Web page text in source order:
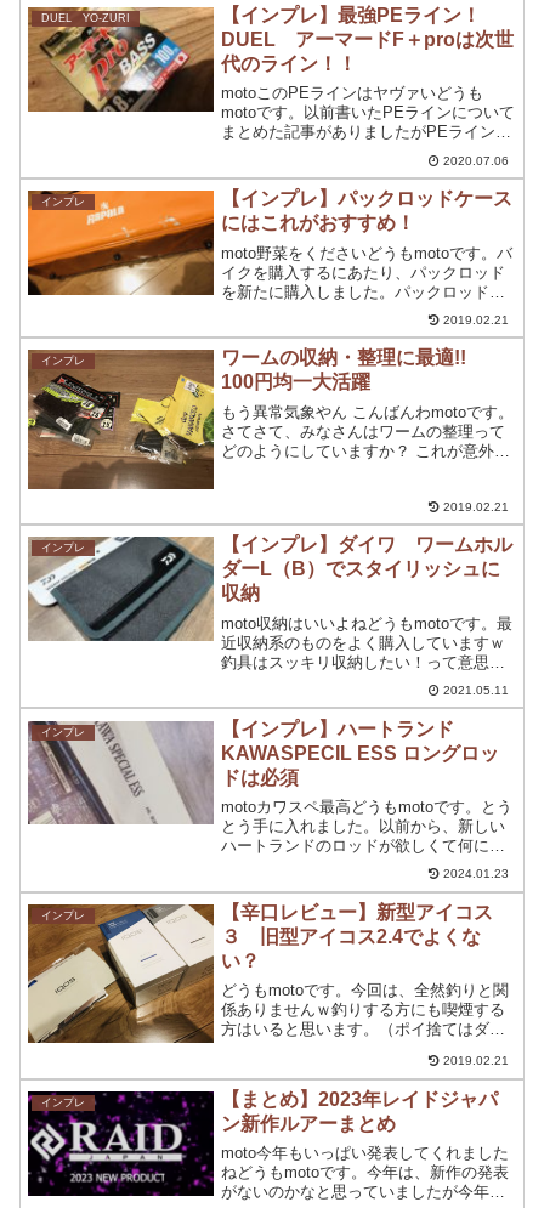
DUEL YO-ZURI
【インプレ】最強PEライン！
DUEL アーマードF＋proは次世
代のライン！！
motoこのPEラインはヤヴァいどうも
motoです。以前書いたPEラインについて
まとめた記事がありましたがPEラインも
様々なメーカーから発売されておりどれ
を選ぶか難しいってのもありますよね。
しかし、今回紹介するPEラインは完全に
次世代なPE...
2020.07.06
インプレ
【インプレ】パックロッドケース
にはこれがおすすめ！
moto野菜をくださいどうもmotoです。バ
イクを購入するにあたり、パックロッド
を新たに購入しました。パックロッドを
購入したのですが、ケースがなく困って
いました。バイクで持ち運びするんだっ
たら、ケース一つで移動したいですよ
ね。そこで、購入し...
2019.02.21
インプレ
ワームの収納・整理に最適!!
100円均一大活躍
もう異常気象やん こんばんわmotoです。
さてさて、みなさんはワームの整理って
どのようにしていますか？ これが意外と
どどうすればいいかわからない】 【タッ
クルボック...
2019.02.21
インプレ
【インプレ】ダイワ ワームホル
ダーL（B）でスタイリッシュに
収納
moto収納はいいよねどうもmotoです。最
近収納系のものをよく購入していますｗ
釣具はスッキリ収納したい！って意思が
あるので収納系は購入しようとしていま
す。実際には、そこまで綺麗に収納して
いるわけではないので、釣具を綺麗に収
納している方はほ...
2021.05.11
インプレ
【インプレ】ハートランド
KAWASPECIL ESS ロングロッ
ドは必須
motoカワスペ最高どうもmotoです。とう
とう手に入れました。以前から、新しい
ハートランドのロッドが欲しくて何にし
ようかなと検討していました。 フィネス
にも使いたい ある程度の硬さはあって欲
しい 長さが欲しいの希望を考えると行き
着いたのが...
2024.01.23
インプレ
【辛口レビュー】新型アイコス
３ 旧型アイコス2.4でよくな
い？
どうもmotoです。今回は、全然釣りと関
係ありませんｗ釣りする方にも喫煙する
方はいると思います。（ポイ捨てはダメ
だったのですが、アイコス3が発売されま
す。そんな中、早期購入者特典で発売前
購入してきまま...
2019.02.21
インプレ
【まとめ】2023年レイドジャパ
ン新作ルアーまとめ
moto今年もいっぱい発表してくれました
ねどうもmotoです。今年は、新作の発表
がないのかなと思っていましたが今年も